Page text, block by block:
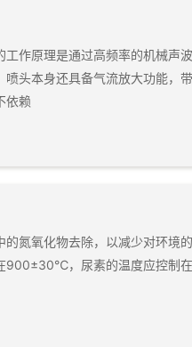
作原理是通过高频率的机械声
头本身还具备气流放大功能，
依赖
氮氧化物去除，以减少对环境
900±30℃，尿素的温度应控制